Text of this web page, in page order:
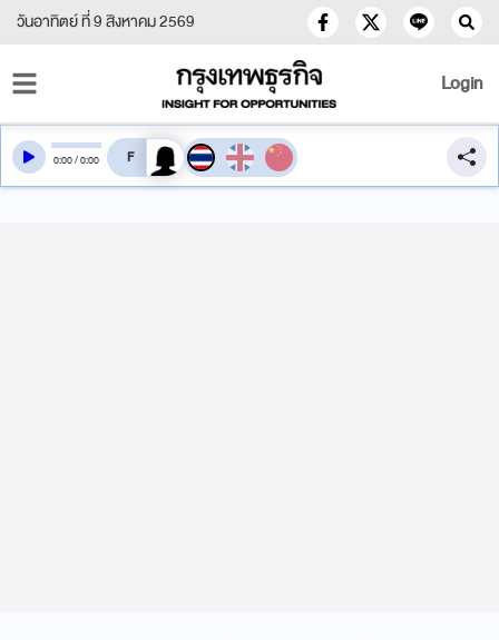
วันอาทิตย์ ที่ 9 สิงหาคม 2569
Login
0:00/0:00 สลับเสียงอ่าน